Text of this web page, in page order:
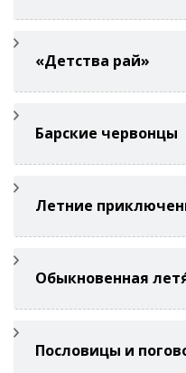
«Детства рай»
Барские червонцы
Летние
Обыкновенная
Пословицы и